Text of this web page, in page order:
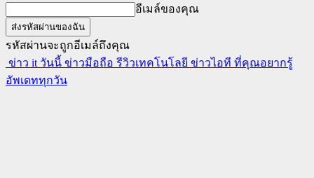
อีเมล์ของคุณ
รหัสผ่านจะถูกอีเมล์ถึงคุณ
ข่าว it วันนี้ ข่าวมือถือ รีวิวเทคโนโลยี ข่าวไอที ที่คุณอยากรู้
อัพเดททุกวัน